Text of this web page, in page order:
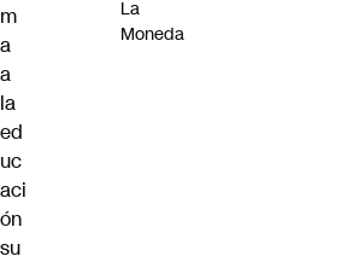
m
a
a
la
ed
uc
aci
ón
su
La
Moneda